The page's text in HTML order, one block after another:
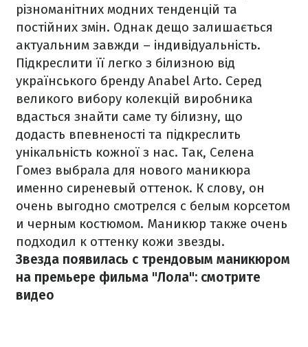
різноманітних модних тенденцій та
постійних змін. Однак дещо залишається
актуальним завжди – індивідуальність.
Підкреслити її легко з білизною від
українського бренду Anabel Arto. Серед
великого вибору колекцій виробника
вдасться знайти саме ту білизну, що
додасть впевненості та підкреслить
унікальність кожної з нас. Так, Селена
Гомез выбрала для нового маникюра
именно сиреневый оттенок. К слову, он
очень выгодно смотрелся с белым корсетом
и черным костюмом. Маникюр также очень
подходил к оттенку кожи звезды.
Звезда появилась с трендовым маникюром
на премьере фильма "Лола": смотрите
видео